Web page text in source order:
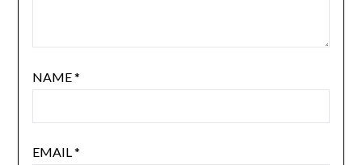
NAME*
EMAIL*